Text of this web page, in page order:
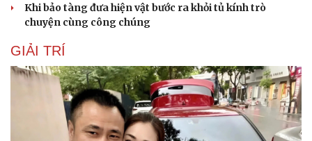
Khi bảo tàng đưa hiện vật bước ra khỏi tủ kính trò
chuyện cùng công chúng
GIẢI TRÍ